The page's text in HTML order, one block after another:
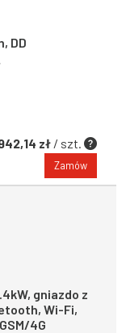
DD
zł / szt.
Zamów
gniazdo z
Wi-Fi,
4G